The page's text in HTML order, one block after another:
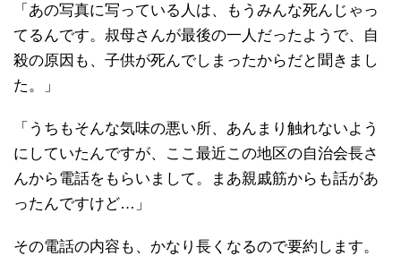
「あの写真に写っている人は、もうみんな死んじゃっ
てるんです。叔母さんが最後の一人だったようで、自
殺の原因も、子供が死んでしまったからだと聞きまし
た。」
「うちもそんな気味の悪い所、あんまり触れないよう
にしていたんですが、ここ最近この地区の自治会長さ
んから電話をもらいまして。まあ親戚筋からも話があ
ったんですけど…」
その電話の内容も、かなり長くなるので要約します。